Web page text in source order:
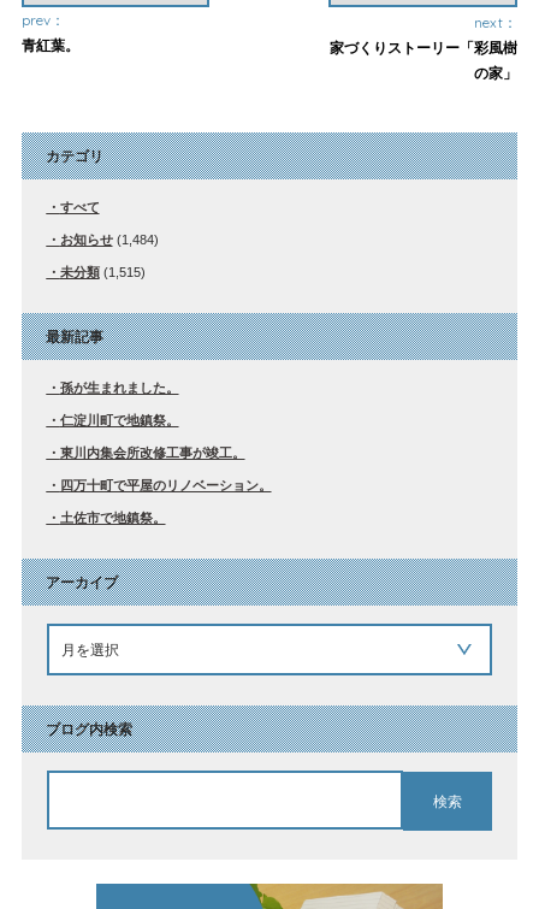
prev：
青紅葉。
next：
家づくりストーリー「彩風樹
の家」
カテゴリ
すべて
お知らせ(1,484)
未分類(1,515)
最新記事
孫が生まれました。
仁淀川町で地鎮祭。
東川内集会所改修工事が竣工。
四万十町で平屋のリノベーション。
土佐市で地鎮祭。
アーカイブ
ブログ内検索